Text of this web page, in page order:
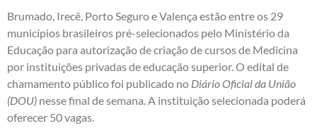
Brumado, Irecê, Porto Seguro e Valença estão entre os 29
municípios brasileiros pré-selecionados pelo Ministério da
Educação para autorização de criação de cursos de Medicina
por instituições privadas de educação superior. O edital de
chamamento público foi publicado no Diário Oficial da União
(DOU) nesse final de semana. A instituição selecionada poderá
oferecer 50 vagas.